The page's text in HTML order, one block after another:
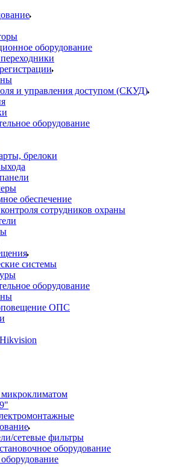
оборудование
и управления доступом (СКУД)
оборудование
брелоки
обеспечение
сотрудников охраны
системы
оборудование
ОПС
сетевые фильтры
оборудование